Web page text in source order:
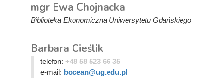
mgr Ewa Chojnacka
Biblioteka Ekonomiczna Uniwersytetu Gdańskiego
Barbara Cieślik
telefon: +48 58 523 66 35
e-mail: bocean@ug.edu.pl